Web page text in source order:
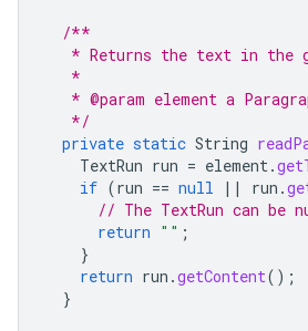
/**
* Returns the text in the
   *
* @param element a
   */
private static String
TextRun run = element.
if (run == null || run .
// The TextRun can
return "" ;
}
return run .getContent();
}